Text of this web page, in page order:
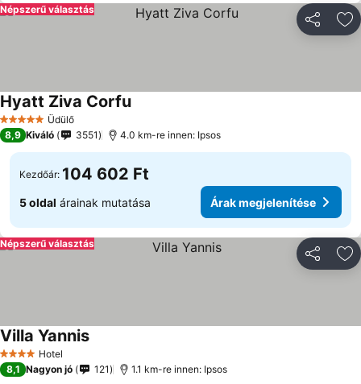
Népszerű választás
5 KategóriaÜdülő
Hyatt Ziva CorfuÁrak megjelenítése
8,9 Kiváló 3551 4.0 km-re innen: Ipsos
Kezdőár: 104 602 Ft
5 oldal árainak mutatása Árak megjelenítése
Népszerű választás
4 KategóriaHotel
Villa YannisÁrak megjelenítése
8,1 Nagyon jó 121 1.1 km-re innen: Ipsos